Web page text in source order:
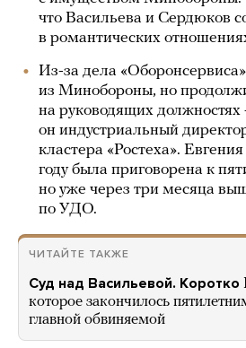
что Васильева и Сердюков
в романтических
Из-за дела
из Минобороны, но
на руководящих должностях
он индустриальный
кластера «Ростеха».
году была приговорена к
но уже через три месяца
по УДО.
ЧИТАЙТЕ ТАКЖЕ
Суд над Васильевой. Коротко
которое закончилось
главной обвиняемой